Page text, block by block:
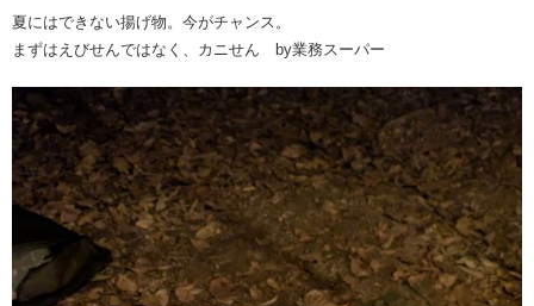
夏にはできない揚げ物。今がチャンス。
まずはえびせんではなく、カニせん by業務スーパー